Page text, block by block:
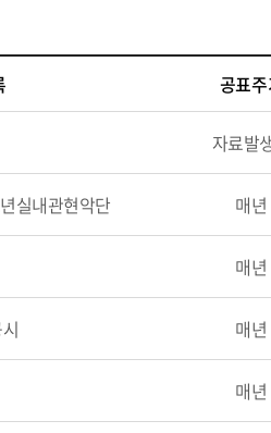
공표주
자료발
실내관현악단 매년
매년
매년
매년